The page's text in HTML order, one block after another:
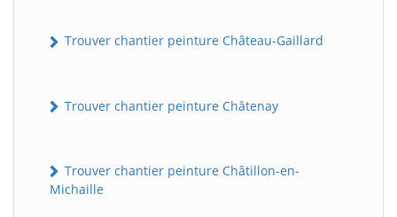
Trouver chantier peinture Château-Gaillard
Trouver chantier peinture Châtenay
Trouver chantier peinture Châtillon-en-
Michaille